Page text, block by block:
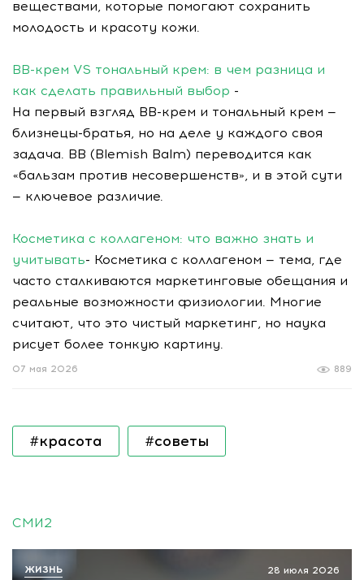
веществами, которые помогают сохранить
молодость и красоту кожи.
BB-крем VS тональный крем: в чем разница и
как сделать правильный выбор -
На первый взгляд BB-крем и тональный крем —
близнецы-братья, но на деле у каждого своя
задача. BB (Blemish Balm) переводится как
«бальзам против несовершенств», и в этой сути
— ключевое различие.
Косметика с коллагеном: что важно знать и
учитывать- Косметика с коллагеном — тема, где
часто сталкиваются маркетинговые обещания и
реальные возможности физиологии. Многие
считают, что это чистый маркетинг, но наука
рисует более тонкую картину.
889
07 мая 2026
#красота #советы
СМИ2
28 июля 2026
ЖИЗНЬ